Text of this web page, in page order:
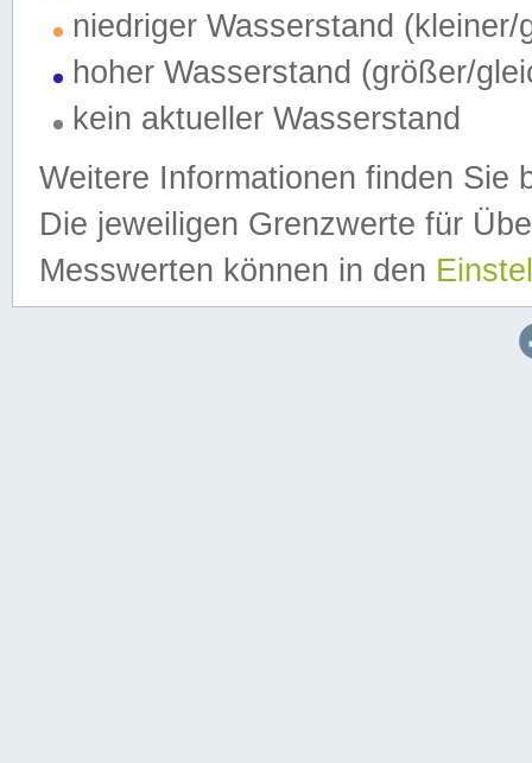
niedriger Wasserstand (kleiner/
hoher Wasserstand (größer/
kein aktueller Wasserstand
Weitere Informationen finden Sie
Die jeweiligen Grenzwerte für
Messwerten können in den